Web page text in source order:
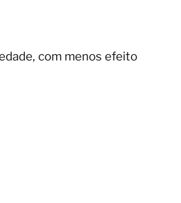
com menos efeito